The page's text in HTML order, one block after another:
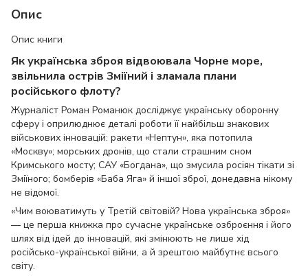
Опис
Опис книги
Як українська зброя відвоювала Чорне море,
звільнила острів Зміїний і зламала плани
російського флоту?
Журналіст Роман Романюк досліджує українську оборонну
сферу і оприлюднює деталі роботи її найбільш знакових
військових інновацій: ракети «Нептун», яка потопила
«Москву»; морських дронів, що стали страшним сном
Кримського мосту; САУ «Богдана», що змусила росіян тікати зі
Зміїного; бомберів «Баба Яга» й іншої зброї, донедавна нікому
не відомої.
«Чим воюватимуть у Третій світовій? Нова українська зброя»
— це перша книжка про сучасне українське озброєння і його
шлях від ідей до інновацій, які змінюють не лише хід
російсько-української війни, а й зрештою майбутнє всього
світу.